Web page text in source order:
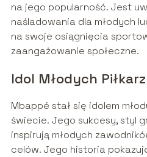
na jego popularność. Jest
naśladowania dla młodych
na swoje osiągnięcia
zaangażowanie społeczne.
Idol Młodych
Mbappé stał się idolem
świecie. Jego sukcesy, styl
inspirują młodych
celów. Jego historia